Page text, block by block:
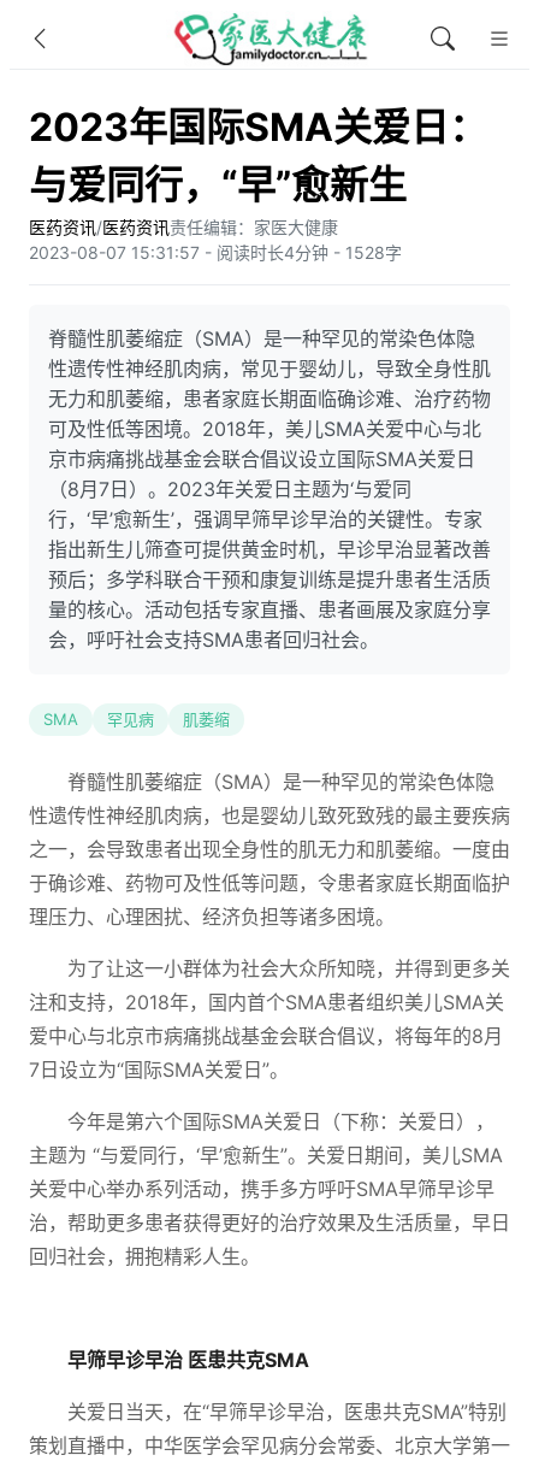
2023年国际SMA关爱日：
与爱同行，“早”愈新生
医药资讯/医药资讯责任编辑：家医大健康
2023-08-07 15:31:57 - 阅读时长4分钟 - 1528字
脊髓性肌萎缩症（SMA）是一种罕见的常染色体隐
性遗传性神经肌肉病，常见于婴幼儿，导致全身性肌
无力和肌萎缩，患者家庭长期面临确诊难、治疗药物
可及性低等困境。2018年，美儿SMA关爱中心与北
京市病痛挑战基金会联合倡议设立国际SMA关爱日
（8月7日）。2023年关爱日主题为‘与爱同
行，‘早’愈新生’，强调早筛早诊早治的关键性。专家
指出新生儿筛查可提供黄金时机，早诊早治显著改善
预后；多学科联合干预和康复训练是提升患者生活质
量的核心。活动包括专家直播、患者画展及家庭分享
会，呼吁社会支持SMA患者回归社会。
SMA 罕见病 肌萎缩
脊髓性肌萎缩症（SMA）是一种罕见的常染色体隐
性遗传性神经肌肉病，也是婴幼儿致死致残的最主要疾病
之一，会导致患者出现全身性的肌无力和肌萎缩。一度由
于确诊难、药物可及性低等问题，令患者家庭长期面临护
理压力、心理困扰、经济负担等诸多困境。
为了让这一小群体为社会大众所知晓，并得到更多关
注和支持，2018年，国内首个SMA患者组织美儿SMA关
爱中心与北京市病痛挑战基金会联合倡议，将每年的8月
7日设立为“国际SMA关爱日”。
今年是第六个国际SMA关爱日（下称：关爱日），
主题为 “与爱同行，‘早’愈新生”。关爱日期间，美儿SMA
关爱中心举办系列活动，携手多方呼吁SMA早筛早诊早
治，帮助更多患者获得更好的治疗效果及生活质量，早日
回归社会，拥抱精彩人生。
早筛早诊早治 医患共克SMA
关爱日当天，在“早筛早诊早治，医患共克SMA”特别
策划直播中，中华医学会罕见病分会常委、北京大学第一